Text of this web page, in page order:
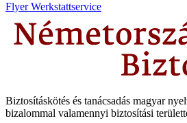
Flyer Werkstattservice
Biztosításkötés és tanácsadás magyar
bizalommal valamennyi biztosítási